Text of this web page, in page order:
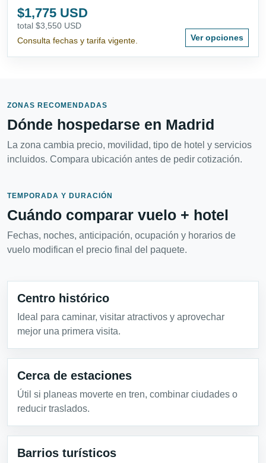
$1,775 USD
total $3,550 USD
Consulta fechas y tarifa vigente.
Ver opciones
ZONAS RECOMENDADAS
Dónde hospedarse en Madrid
La zona cambia precio, movilidad, tipo de hotel y servicios
incluidos. Compara ubicación antes de pedir cotización.
TEMPORADA Y DURACIÓN
Cuándo comparar vuelo + hotel
Fechas, noches, anticipación, ocupación y horarios de
vuelo modifican el precio final del paquete.
Centro histórico
Ideal para caminar, visitar atractivos y aprovechar
mejor una primera visita.
Cerca de estaciones
Útil si planeas moverte en tren, combinar ciudades o
reducir traslados.
Barrios turísticos